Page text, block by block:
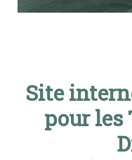
Site
pour les